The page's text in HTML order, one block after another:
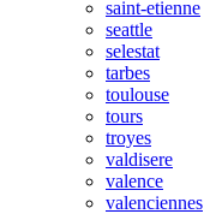
saint-etienne
seattle
selestat
tarbes
toulouse
tours
troyes
valdisere
valence
valenciennes